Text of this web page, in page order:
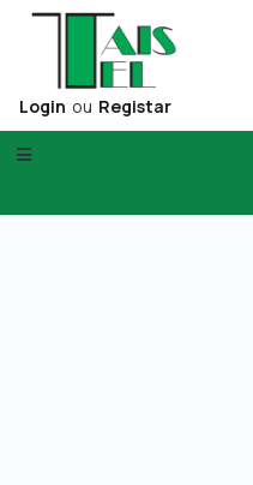
Login ou Registar